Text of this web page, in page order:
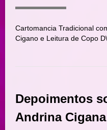
Cartomancia Tradicional
Cigano e Leitura de Copo
Depoimentos
Andrina Cigana